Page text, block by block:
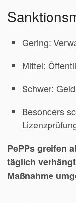
Gering:
Mittel:
Schwer:
Besonders
PePPs greifen
täglich
Maßnahme